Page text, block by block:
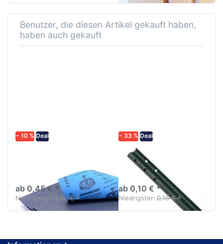
Benutzer, die diesen Artikel gekauft haben,
haben auch gekauft
− 10 % Deal
diversen Körnungen
ab 0,45 € *
Niedrigster: 0,50 € *
− 33 % Deal
Profi Rührstab
Turbomix klein 20cm
x 2cm von Mirka
ab 0,10 € *
Niedrigster: 0,15 € *